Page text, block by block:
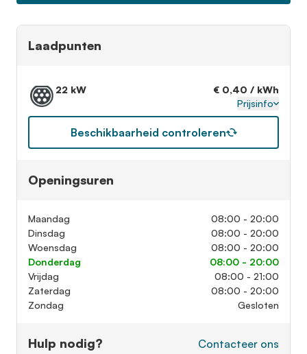
Laadpunten
22 kW
€ 0,40 / kWh
Prijsinfo
Beschikbaarheid controleren
Openingsuren
Maandag
08:00 - 20:00
Dinsdag
08:00 - 20:00
Woensdag
08:00 - 20:00
Donderdag
08:00 - 20:00
Vrijdag
08:00 - 21:00
Zaterdag
08:00 - 20:00
Zondag
Gesloten
Hulp nodig? Contacteer ons